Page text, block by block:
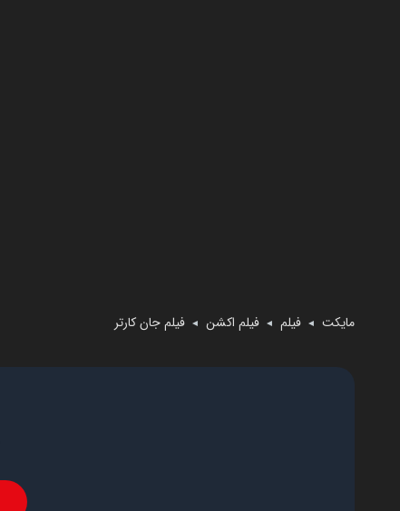
مایکت ◄ فیلم ◄ فیلم اکشن ◄ فیلم جان کارتر